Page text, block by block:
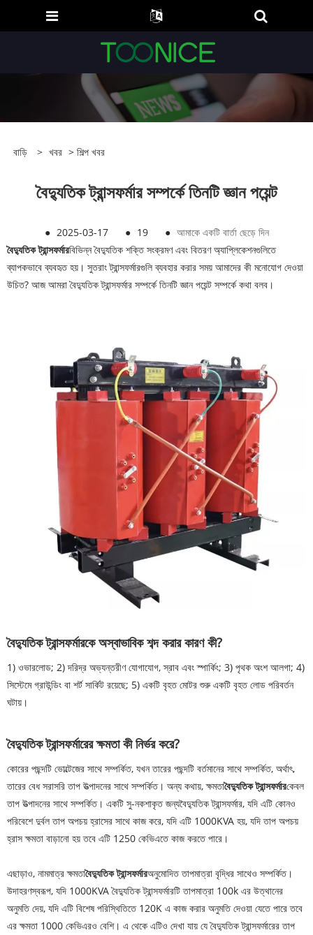
বাড়ি > খবর > শিল্প খবর
বৈদ্যুতিক ট্রান্সফর্মার সম্পর্কে তিনটি জ্ঞান পয়েন্ট
● 2025-03-17 ● 19 ● আমাকে একটি বার্তা ছেড়ে দিন
বৈদ্যুতিক ট্রান্সফর্মারবিভিন্ন বৈদ্যুতিক শক্তি সংক্রমণ এবং বিতরণ অ্যাপ্লিকেশনগুলিতে
ব্যাপকভাবে ব্যবহৃত হয়। সুতরাং ট্রান্সফর্মারগুলি ব্যবহার করার সময় আমাদের কী মনোযোগ দেওয়া
উচিত? আজ আমরা বৈদ্যুতিক ট্রান্সফর্মার সম্পর্কে তিনটি জ্ঞান পয়েন্ট সম্পর্কে কথা বলব।
বৈদ্যুতিক ট্রান্সফর্মারকে অস্বাভাবিক শব্দ করার কারণ কী?
1) ওভারলোড; 2) দরিদ্র অভ্যন্তরীণ যোগাযোগ, স্রাব এবং স্পার্কিং; 3) পৃথক অংশ আলগা; 4)
সিস্টেমে গ্রাউন্ডিং বা শর্ট সার্কিট রয়েছে; 5) একটি বৃহত মোটর শুরু একটি বৃহত লোড পরিবর্তন
ঘটায়।
বৈদ্যুতিক ট্রান্সফর্মারের ক্ষমতা কী নির্ভর করে?
কোরের পছন্দটি ভোল্টেজের সাথে সম্পর্কিত, যখন তারের পছন্দটি বর্তমানের সাথে সম্পর্কিত, অর্থাৎ,
তারের বেধ সরাসরি তাপ উত্পাদনের সাথে সম্পর্কিত। অন্য কথায়, ক্ষমতাবৈদ্যুতিক ট্রান্সফর্মারকেবল
তাপ উত্পাদনের সাথে সম্পর্কিত। একটি সু-নকশাকৃত জন্যবৈদ্যুতিক ট্রান্সফর্মার, যদি এটি কোনও
পরিবেশে দুর্বল তাপ অপচয় হ্রাসের সাথে কাজ করে, যদি এটি 1000KVA হয়, যদি তাপ অপচয়
হ্রাস ক্ষমতা বাড়ানো হয় তবে এটি 1250 কেভিএতে কাজ করতে পারে।
এছাড়াও, নামমাত্র ক্ষমতাবৈদ্যুতিক ট্রান্সফর্মারঅনুমোদিত তাপমাত্রা বৃদ্ধির সাথেও সম্পর্কিত।
উদাহরণস্বরূপ, যদি 1000KVA বৈদ্যুতিক ট্রান্সফর্মারটি তাপমাত্রা 100k এর উত্থানের
অনুমতি দেয়, যদি এটি বিশেষ পরিস্থিতিতে 120K এ কাজ করার অনুমতি দেওয়া যেতে পারে তবে
এর ক্ষমতা 1000 কেভিএরও বেশি। এ থেকে এটিও দেখা যায় যে বৈদ্যুতিক ট্রান্সফর্মারের তাপ